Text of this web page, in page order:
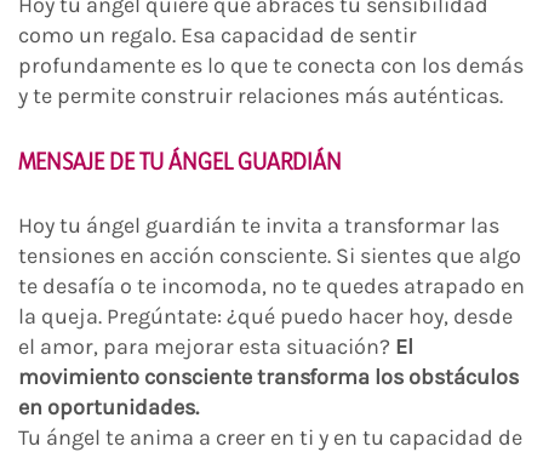
como un regalo. Esa capacidad de sentir
profundamente es lo que te conecta con los demás
y te permite construir relaciones más auténticas.
MENSAJE DE TU ÁNGEL GUARDIÁN
Hoy tu ángel guardián te invita a transformar las
tensiones en acción consciente. Si sientes que algo
te desafía o te incomoda, no te quedes atrapado en
la queja. Pregúntate: ¿qué puedo hacer hoy, desde
el amor, para mejorar esta situación? El
movimiento consciente transforma los obstáculos
en oportunidades.
Tu ángel te anima a creer en ti y en tu capacidad de